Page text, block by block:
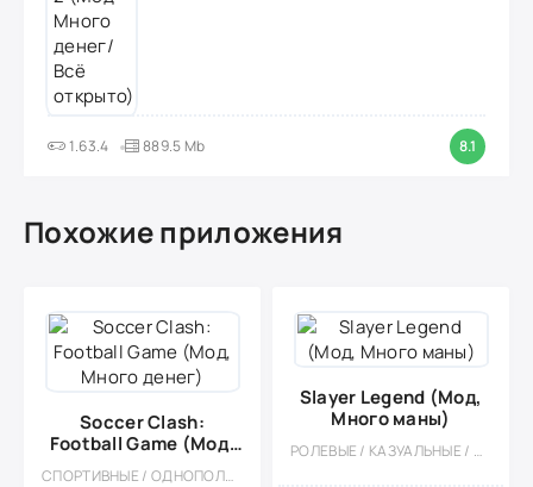
1.63.4 889.5 Mb 8.1
Похожие приложения
Soccer Clash:
Football Game (Мод,
Много денег)
СПОРТИВНЫЕ / ОДНОПОЛЬЗОВАТЕЛЬСКИЕ / КАЗУАЛЬНЫЕ / 3D / МОД / ФУТБОЛ
Slayer Legend (Мод,
Много маны)
РОЛЕВЫЕ / КАЗУАЛЬНЫЕ / ОДНОПОЛЬЗОВАТЕЛЬСКИЕ / СТИЛИЗАЦИЯ / ПИКСЕЛЬНАЯ / МОД / ВСТРОЕННЫЙ КЕШ / РЕТРО / МАГИЯ / МОНСТРЫ